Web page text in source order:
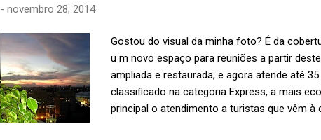
- novembro 28, 2014
Gostou do visual da minha foto? É da
u m novo espaço para reuniões a partir
ampliada e restaurada, e agora atende até
classificado na categoria Express, a mais
principal o atendimento a turistas que vêm